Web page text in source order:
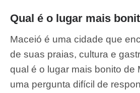
Qual é o lugar mais
Maceió é uma cidade que
de suas praias, cultura e
qual é o lugar mais bonito de
uma pergunta difícil de